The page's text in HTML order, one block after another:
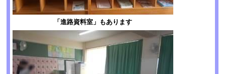
「進路資料室」もあります